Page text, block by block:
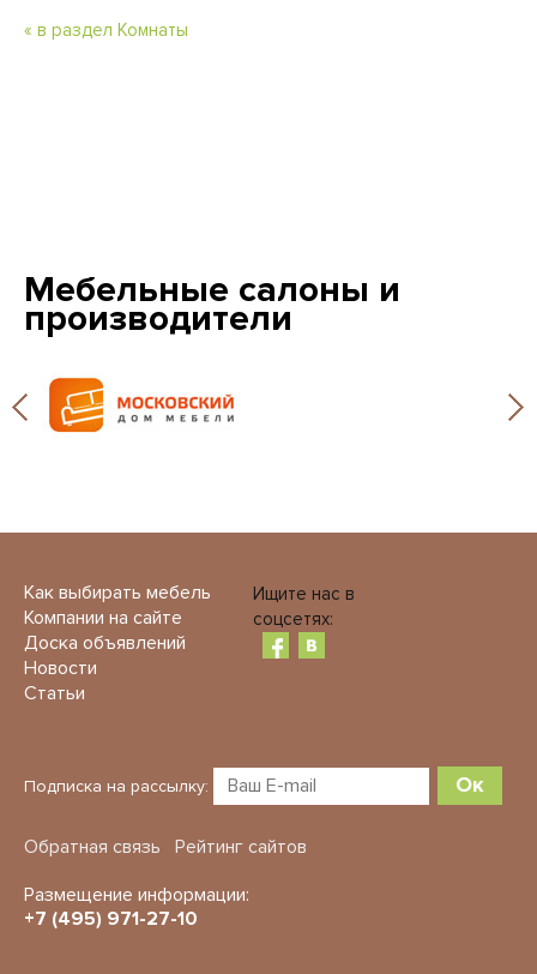
« в раздел Комнаты
Мебельные салоны и
производители
Как выбирать мебель
Компании на сайте
Доска объявлений
Новости
Статьи
Ищите нас в
соцсетях:
Подписка на рассылку: Ок
Обратная связь
Рейтинг сайтов
Размещение информации:
+7 (495) 971-27-10